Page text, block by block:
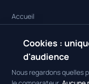
Accueil
Toutes les marques
Contact
Cookies :
d'audience
Nous regardons quelles